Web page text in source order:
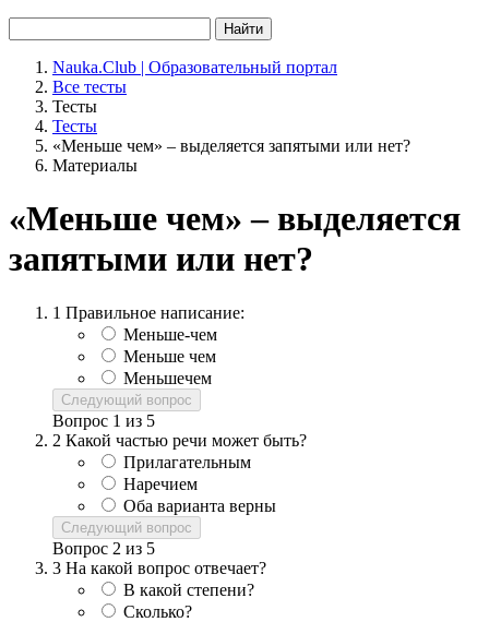
Найти
Nauka.Club | Образовательный портал
Все тесты
Тесты
Тесты
«Меньше чем» – выделяется запятыми или нет?
Материалы
«Меньше чем» – выделяется
запятыми или нет?
1 Правильное написание:
Меньше-чем
Меньше чем
Меньшечем
Следующий вопрос
Вопрос 1 из 5
2 Какой частью речи может быть?
Прилагательным
Наречием
Оба варианта верны
Следующий вопрос
Вопрос 2 из 5
3 На какой вопрос отвечает?
В какой степени?
Сколько?